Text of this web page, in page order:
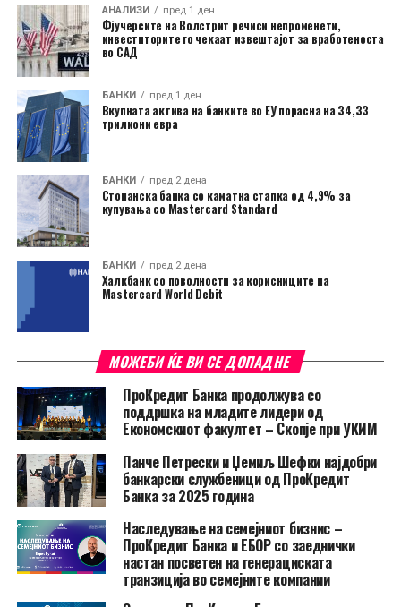
АНАЛИЗИ пред 1 ден
Фјучерсите на Волстрит речиси непроменети,
инвеститорите го чекаат извештајот за вработеноста
во САД
БАНКИ пред 1 ден
Вкупната актива на банките во ЕУ порасна на 34,33
трилиони евра
БАНКИ пред 2 дена
Стопанска банка со каматна стапка од 4,9% за
купувања со Mastercard Standard
БАНКИ пред 2 дена
Халкбанк со поволности за корисниците на
Mastercard World Debit
МОЖЕБИ ЌЕ ВИ СЕ ДОПАДНЕ
ПроКредит Банка продолжува со
поддршка на младите лидери од
Економскиот факултет – Скопје при УКИМ
Панче Петрески и Џемиљ Шефки најдобри
банкарски службеници од ПроКредит
Банка за 2025 година
Наследување на семејниот бизнис –
ПроКредит Банка и ЕБОР со заеднички
настан посветен на генерациската
транзиција во семејните компании